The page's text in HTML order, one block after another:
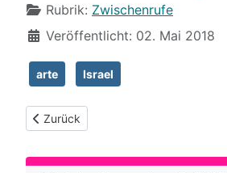
Rubrik: Zwischenrufe
Veröffentlicht: 02. Mai 2018
arte Israel
Vorheriger Beitrag: Das Kreuz mit
Zurück